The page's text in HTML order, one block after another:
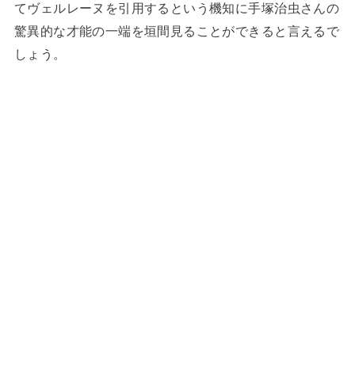
てヴェルレーヌを引用するという機知に手塚治虫さんの
驚異的な才能の一端を垣間見ることができると言えるで
しょう。